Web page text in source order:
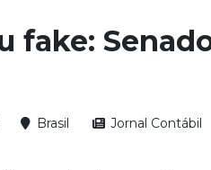
fake:
Brasil Jornal Contábil